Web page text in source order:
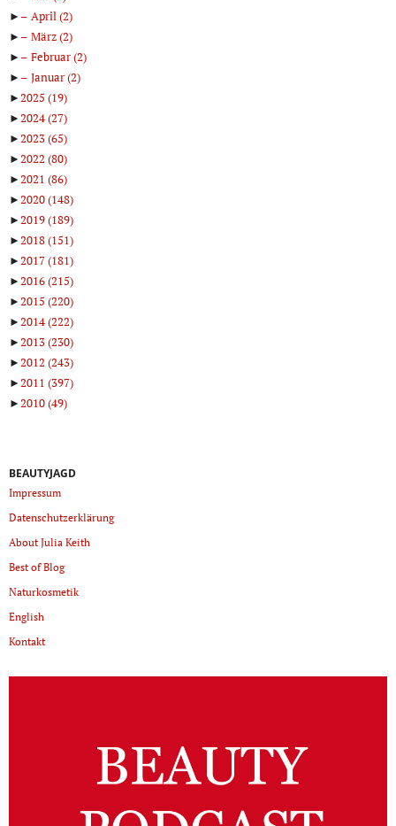
►
April(2)
►
März(2)
►
Februar(2)
►
Januar(2)
►2025 (19)
►2024(27)
►2023(65)
►2022 (80)
►2021 (86)
►2020(148)
►2019(189)
►2018(151)
►2017(181)
►2016(215)
►2015 (220)
►2014(222)
►2013(230)
►2012 (243)
►2011 (397)
►2010(49)
BEAUTYJAGD
Impressum
Datenschutzerklärung
About Julia Keith
Best of Blog
Naturkosmetik
English
Kontakt